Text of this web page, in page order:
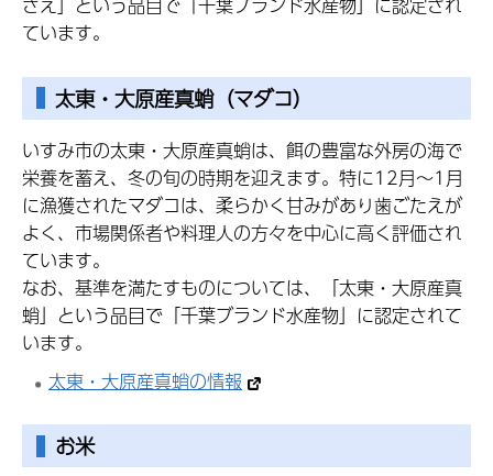
ています。
太東・大原産真蛸（マダコ）
いすみ市の太東・大原産真蛸は、餌の豊富な外房の海で
栄養を蓄え、冬の旬の時期を迎えます。特に12月～1月
に漁獲されたマダコは、柔らかく甘みがあり歯ごたえが
よく、市場関係者や料理人の方々を中心に高く評価され
ています。
なお、基準を満たすものについては、「太東・大原産真
蛸」という品目で「千葉ブランド水産物」に認定されて
います。
太東・大原産真蛸の情報
お米